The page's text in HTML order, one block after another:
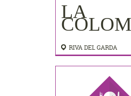
LA
RIVA DEL GARDA